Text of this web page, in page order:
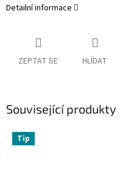
Detailní informace
ZEPTAT SE HLÍDAT
Související produkty
Tip